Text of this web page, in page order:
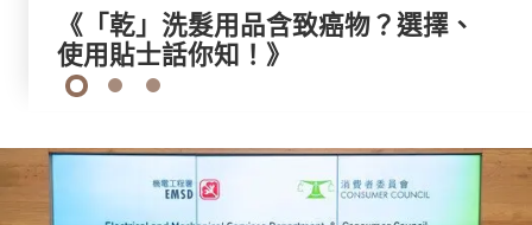
【大灣區住房專輯第3章】物業管理
費、維修責任、保險大比拼
《「乾」洗髮用品含致癌物？選擇、
使用貼士話你知！》
《旅遊控快看！》 行李喼3大保養訣
竅
【大灣區住房專輯第3章】物業管理
費、維修責任、保險大比拼
《「乾」洗髮用品含致癌物？選擇、
使用貼士話你知！》
1 2 3